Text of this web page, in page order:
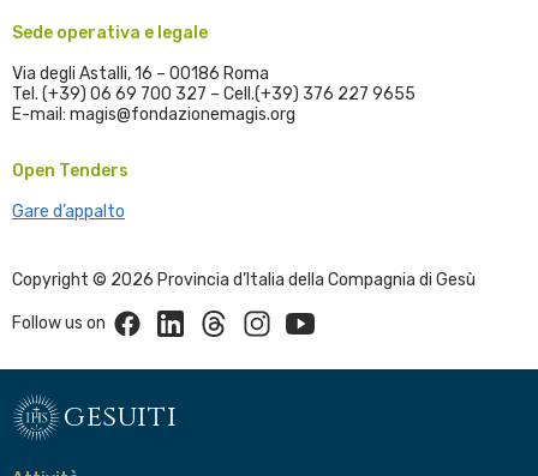
Sede operativa e legale
Via degli Astalli, 16 – 00186 Roma
Tel. (+39) 06 69 700 327 – Cell.(+39) 376 227 9655
E-mail: magis@fondazionemagis.org
Open Tenders
Gare d’appalto
Copyright © 2026 Provincia d’Italia della Compagnia di Gesù
Follow us on FacebookLinkedinThreadsInstagramYoutube
gesuiti